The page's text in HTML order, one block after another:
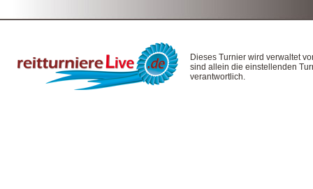
Dieses Turnier wird verwaltet
sind allein die einstellenden
verantwortlich.